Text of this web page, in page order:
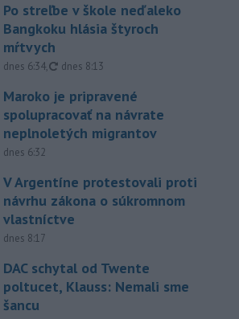
Po streľbe v škole neďaleko
Bangkoku hlásia štyroch
mŕtvych
dnes 6:34, aktualizované
dnes 8:13
Maroko je pripravené
spolupracovať na návrate
neplnoletých migrantov
dnes 6:32
V Argentíne protestovali proti
návrhu zákona o súkromnom
vlastníctve
dnes 8:17
DAC schytal od Twente
poltucet, Klauss: Nemali sme
šancu